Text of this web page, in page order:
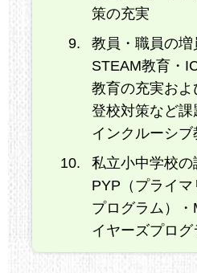
策の充実
教員・職員の増
STEAM教育・
教育の充実お
登校対策など課
インクルーシ
私立小中学校の
PYP（プライ
プログラム）
イヤーズプロ